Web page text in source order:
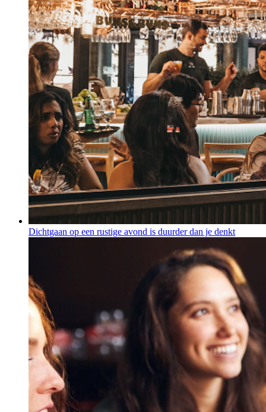
Dichtgaan op een rustige avond is duurder dan je denkt